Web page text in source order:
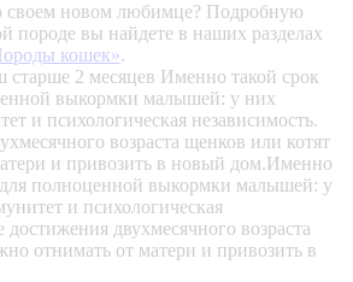
своем новом любимце? Подробную
породе вы найдете в наших разделах
кошек».
старше 2 месяцев Именно такой срок
выкормки малышей: у них
и психологическая независимость.
возраста щенков или котят
и привозить в новый дом.Именно
для полноценной выкормки малышей: у
и психологическая
достижения двухмесячного возраста
отнимать от матери и привозить в